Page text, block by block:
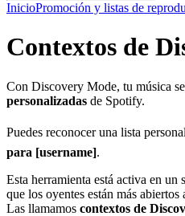
InicioPromoción y listas de
Contextos de
Con Discovery Mode, tu música
personalizadas de Spotify.
Puedes reconocer una lista
para [username].
Esta herramienta está activa en un
que los oyentes están más
Las llamamos contextos de